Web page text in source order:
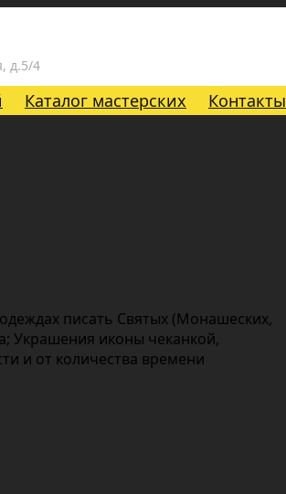
д.5/4
Каталог мастерских Контакты
писать Святых (Монашеских,
Украшения иконы чеканкой,
и от количества времени